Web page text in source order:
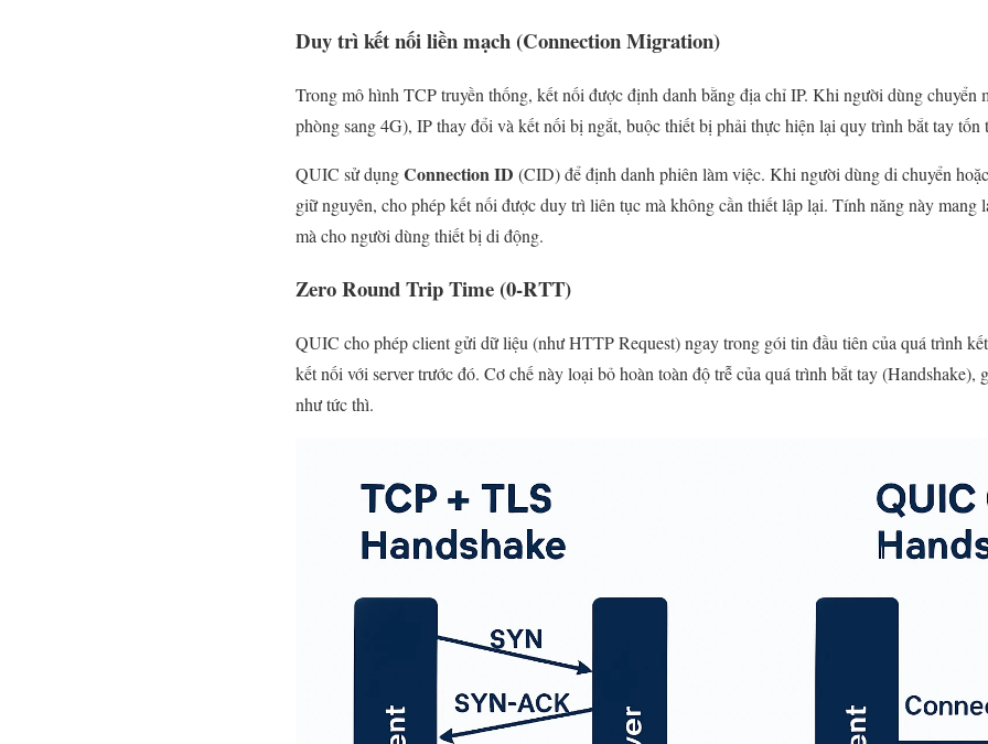
Duy trì kết nối liền mạch (Connection Migration)
Trong mô hình TCP truyền thống, kết nối được định danh bằng địa chỉ IP. Khi người dùng
phòng sang 4G), IP thay đổi và kết nối bị ngắt, buộc thiết bị phải thực hiện lại quy trình bắt tay tốn
QUIC sử dụngConnection ID (CID) để định danh phiên làm việc. Khi người dùng di chuyển
giữ nguyên, cho phép kết nối được duy trì liên tục mà không cần thiết lập lại. Tính năng này mang
mà cho người dùng thiết bị di động.
Zero Round Trip Time (0-RTT)
QUIC cho phép client gửi dữ liệu (như HTTP Request) ngay trong gói tin đầu tiên của quá trình
kết nối với server trước đó. Cơ chế này loại bỏ hoàn toàn độ trễ của quá trình bắt tay (Handshake),
như tức thì.